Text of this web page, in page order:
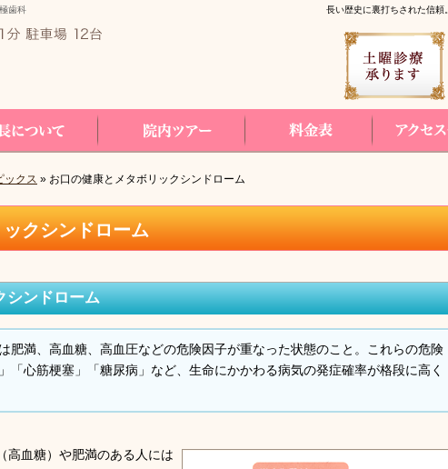
クシンドローム
長い歴史に裏打ちされた信
歯科
ックス » お口の健康とメタボリックシンドローム
シンドローム
肥満、高血糖、高血圧などの危険因子が重なった状態のこと。これらの危険
「心筋梗塞」「糖尿病」など、生命にかかわる病気の発症確率が格段に高く
高血糖）や肥満のある人には
コールバック予約